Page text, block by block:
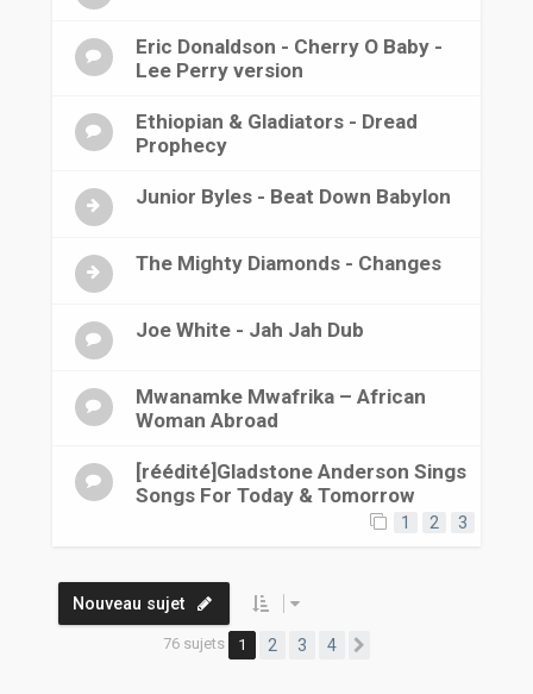
Eric Donaldson - Cherry O Baby -
Lee Perry version
Ethiopian & Gladiators - Dread
Prophecy
Junior Byles - Beat Down Babylon
The Mighty Diamonds - Changes
Joe White - Jah Jah Dub
Mwanamke Mwafrika ‎– African
Woman Abroad
[réédité]Gladstone Anderson Sings
Songs For Today & Tomorrow
1 2 3
Nouveau sujet
76 sujets 1 2 3 4